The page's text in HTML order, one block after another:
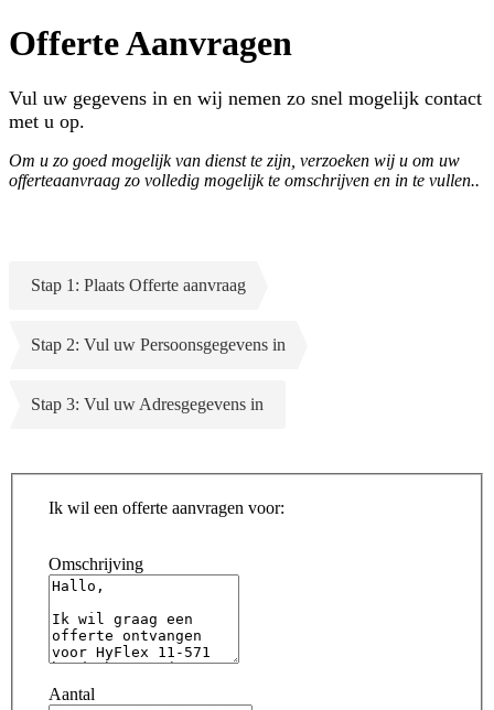
Offerte Aanvragen
Vul uw gegevens in en wij nemen zo snel mogelijk contact
met u op.
Om u zo goed mogelijk van dienst te zijn, verzoeken wij u om uw
offerteaanvraag zo volledig mogelijk te omschrijven en in te vullen..
Stap 1: Plaats Offerte aanvraag
Stap 2: Vul uw Persoonsgegevens in
Stap 3: Vul uw Adresgegevens in
Ik wil een offerte aanvragen voor:
Omschrijving
Aantal